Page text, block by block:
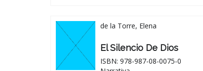
de la Torre, Elena
El Silencio De Dios
ISBN: 978-987-08-0075-0